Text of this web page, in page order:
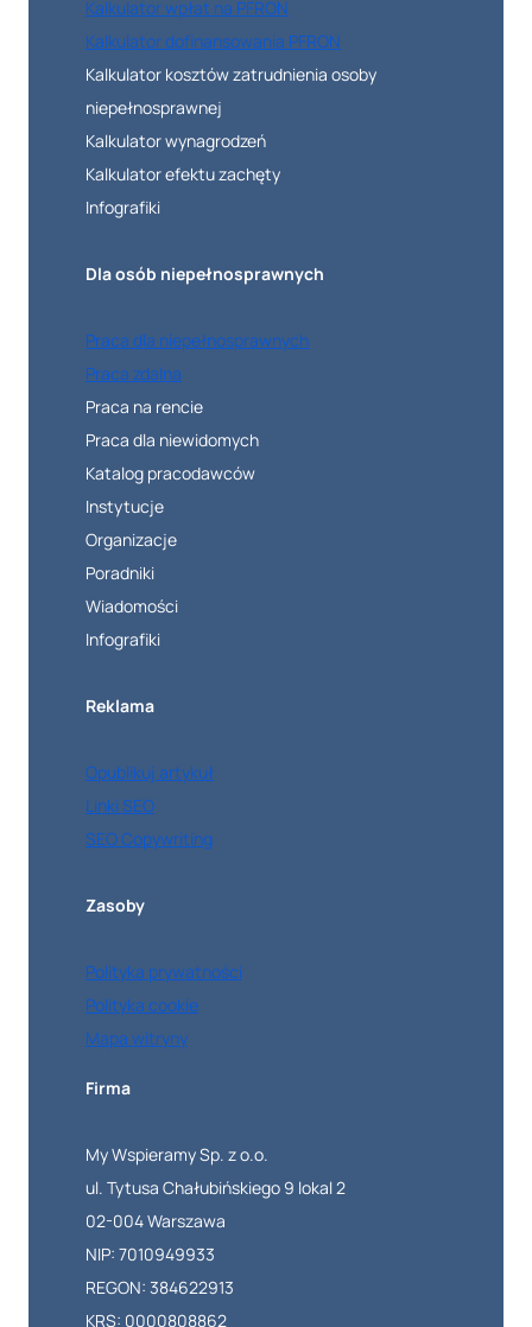
Kalkulator wpłat na PFRON
Kalkulator dofinansowania PFRON
Kalkulator kosztów zatrudnienia osoby
niepełnosprawnej
Kalkulator wynagrodzeń
Kalkulator efektu zachęty
Infografiki
Dla osób niepełnosprawnych
Praca dla niepełnosprawnych
Praca zdalna
Praca na rencie
Praca dla niewidomych
Katalog pracodawców
Instytucje
Organizacje
Poradniki
Wiadomości
Infografiki
Reklama
Opublikuj artykuł
Linki SEO
SEO Copywriting
Zasoby
Polityka prywatności
Polityka cookie
Mapa witryny
Firma
My Wspieramy Sp. z o.o.
ul. Tytusa Chałubińskiego 9 lokal 2
02-004 Warszawa
NIP: 7010949933
REGON: 384622913
KRS: 0000808862